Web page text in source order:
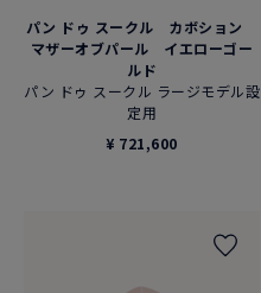
パン ドゥ スークル カボション
マザーオブパール イエローゴー
ルド
パン ドゥ スークル ラージモデル設
定用
¥ 721,600